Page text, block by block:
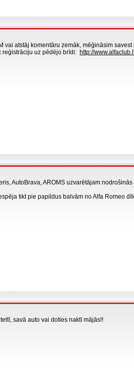
atstāj komentāru zemāk, mēģināsim
reģistrāciju uz pēdējo brīdi: http://
AutoBrava, AROMS uzvarētājam
tikt pie papildus balvām no Alfa Romeo
savā auto vai doties naktī mājās!!